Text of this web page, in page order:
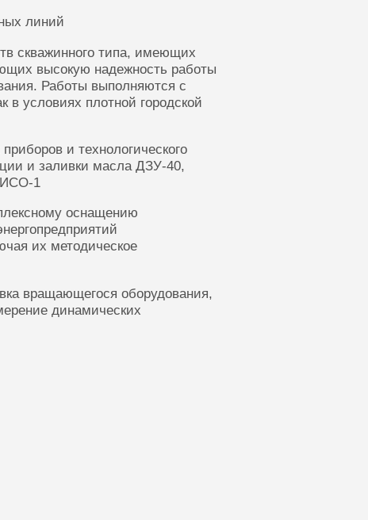
линий
скважинного типа, имеющих
высокую надежность работы
Работы выполняются с
в условиях плотной городской
и технологического
и заливки масла ДЗУ-40,
ИСО-1
оснащению
их методическое
вращающегося оборудования,
динамических